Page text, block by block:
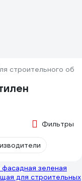
строительного
Фильтры